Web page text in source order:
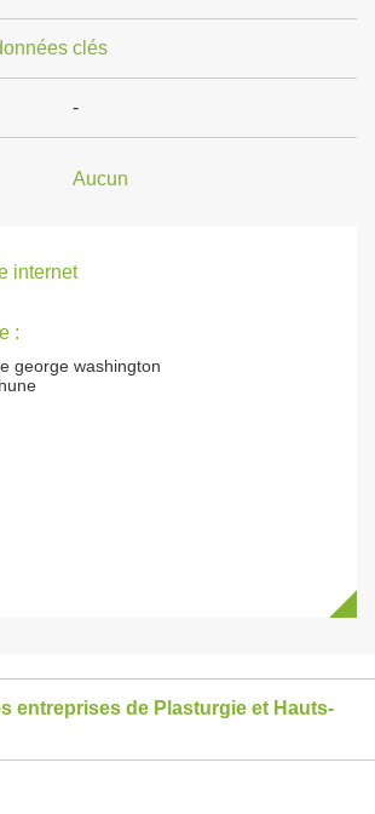
clés
-
Aucun
internet
:
george washington
entreprises de Plasturgie et Hauts-